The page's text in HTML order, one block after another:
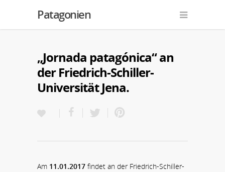
Patagonien
„Jornada patagónica“ an
der Friedrich-Schiller-
Universität Jena.
Am 11.01.2017 findet an der Friedrich-Schiller-